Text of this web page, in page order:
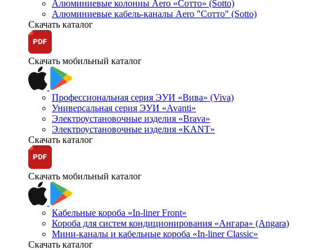
Алюминиевые колонны Aero «Сотто» (Sotto)
Алюминиевые кабель-каналы Aero "Сотто" (Sotto)
Скачать каталог
Скачать мобильный каталог
Профессиональная серия ЭУИ «Вива» (Viva)
Универсальная серия ЭУИ «Avanti»
Электроустановочные изделия «Brava»
Электроустановочные изделия «KANT»
Скачать каталог
Скачать мобильный каталог
Кабельные короба «In-liner Front»
Короба для систем кондиционирования «Ангара» (Angara)
Мини-каналы и кабельные короба «In-liner Classic»
Скачать каталог